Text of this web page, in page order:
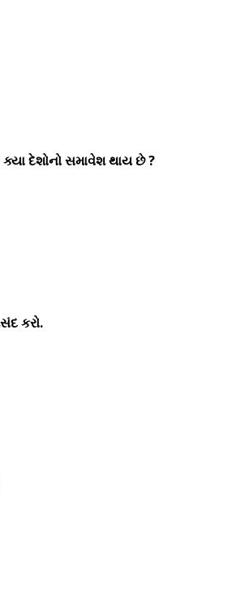
દેશોનો સમાવેશ થાય છે ?
કરો.